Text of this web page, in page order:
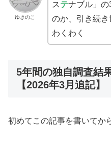
ゆきのこ
ステナブル」の
のか、引き続き
わくわく
5年間の独自調査結
【2026年3月追記】
初めてこの記事を書いてか